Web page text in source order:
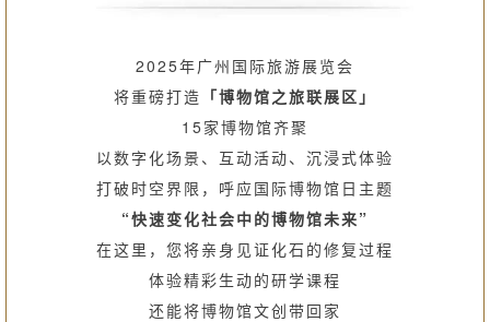
2025年广州国际旅游展览会
将重磅打造 「博物馆之旅联展区」
15家博物馆齐聚
以数字化场景、互动活动、沉浸式体验
打破时空界限，呼应国际博物馆日主题
“快速变化社会中的博物馆未来”
在这里，您将亲身见证化石的修复过程
体验精彩生动的研学课程
还能将博物馆文创带回家